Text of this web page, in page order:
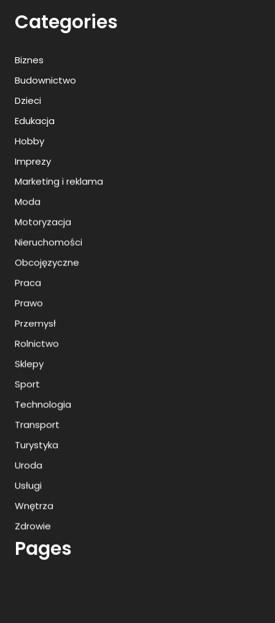
Categories
Biznes
Budownictwo
Dzieci
Edukacja
Hobby
Imprezy
Marketing i reklama
Moda
Motoryzacja
Nieruchomości
Obcojęzyczne
Praca
Prawo
Przemysł
Rolnictwo
Sklepy
Sport
Technologia
Transport
Turystyka
Uroda
Usługi
Wnętrza
Zdrowie
Pages